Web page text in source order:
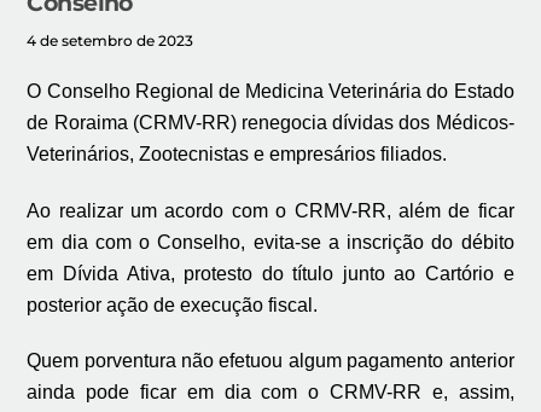
4 de setembro de 2023
O Conselho Regional de Medicina Veterinária do Estado
de Roraima (CRMV-RR) renegocia dívidas dos Médicos-
Veterinários, Zootecnistas e empresários filiados.
Ao realizar um acordo com o CRMV-RR, além de ficar
em dia com o Conselho, evita-se a inscrição do débito
em Dívida Ativa, protesto do título junto ao Cartório e
posterior ação de execução fiscal.
Quem porventura não efetuou algum pagamento anterior
ainda pode ficar em dia com o CRMV-RR e, assim,